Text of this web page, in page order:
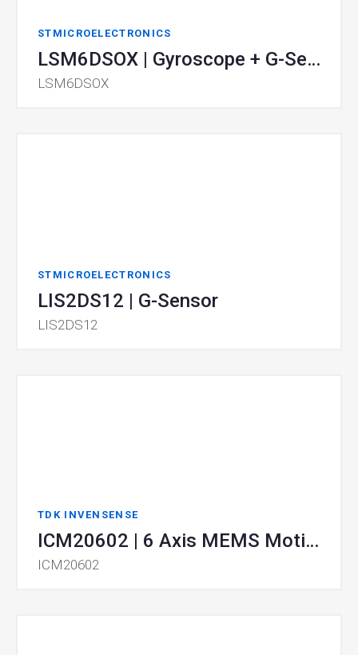
STMICROELECTRONICS
LSM6DSOX | Gyroscope + G-Sensor
LSM6DSOX
STMICROELECTRONICS
LIS2DS12 | G-Sensor
LIS2DS12
TDK INVENSENSE
ICM20602 | 6 Axis MEMS MotionTracking
ICM20602